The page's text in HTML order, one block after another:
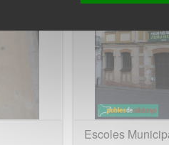
Escoles